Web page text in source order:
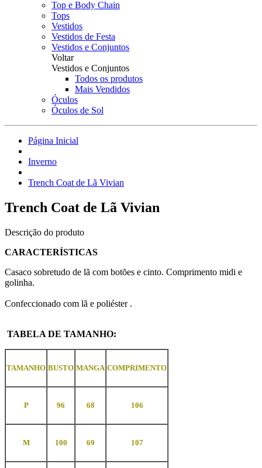
Top e Body Chain
Tops
Vestidos
Vestidos de Festa
Vestidos e Conjuntos
Voltar
Vestidos e Conjuntos
Todos os produtos
Mais Vendidos
Óculos
Óculos de Sol
Página Inicial
Inverno
Trench Coat de Lã Vivian
Trench Coat de Lã Vivian
Descrição do produto
CARACTERÍSTICAS
Casaco sobretudo de lã com botões e cinto. Comprimento midi e
golinha.
Confeccionado com lã e poliéster .
TABELA DE TAMANHO:
TAMANHO BUSTO MANGA COMPRIMENTO
P 96 68 106
M 100 69 107